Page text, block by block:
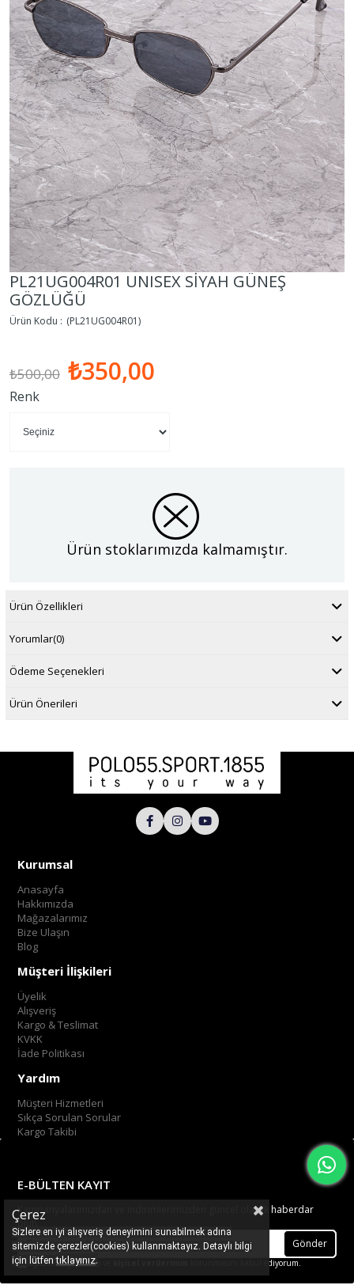
PL21UG004R01 UNISEX SİYAH GÜNEŞ
GÖZLÜĞÜ
(PL21UG004R01)
₺500,00 ₺350,00
Renk
Ürün stoklarımızda kalmamıştır.
Ürün Özellikleri
Yorumlar(0)
Ödeme Seçenekleri
Ürün Önerileri
Kurumsal
Anasayfa
Hakkımızda
Mağazalarımız
Bize Ulaşın
Blog
Müşteri İlişkileri
Üyelik
Alışveriş
Kargo & Teslimat
KVKK
İade Politikası
Yardım
Müşteri Hizmetleri
Sıkça Sorulan Sorular
Kargo Takibi
E-BÜLTEN KAYIT
Kampanyalarımızdan ve indirimlerimizden güncel olarak haberdar
olun.
Gönder
Üyelik koşullarını korunmasını kabul ediyorum.
Çerez
Sizlere en iyi alışveriş deneyimini sunabilmek adına
sitemizde çerezler(cookies) kullanmaktayız. Detaylı bilgi
için lütfentıklayınız.